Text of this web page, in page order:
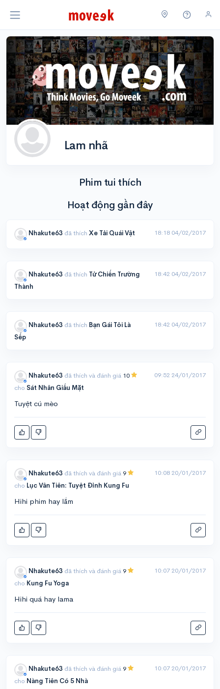
Lam nhã
Phim tui thích
Hoạt động gần đây
Nhakute63 đã thích Xe Tải Quái Vật 18:18 04/02/2017
Nhakute63 đã thích Tử Chiến Trường
Thành
18:42 04/02/2017
Nhakute63 đã thích Bạn Gái Tôi Là
Sếp
18:42 04/02/2017
Nhakute63 đã thích và đánh giá 10
cho Sát Nhân Giấu Mặt
09:52 24/01/2017
Tuyệt cú mèo
Nhakute63 đã thích và đánh giá 9
cho Lục Vân Tiên: Tuyệt Đỉnh Kung Fu
10:08 20/01/2017
Hihi phim hay lắm
Nhakute63 đã thích và đánh giá 9
cho Kung Fu Yoga
10:07 20/01/2017
Hihi quá hay lama
Nhakute63 đã thích và đánh giá 9
cho Nàng Tiên Có 5 Nhà
10:07 20/01/2017